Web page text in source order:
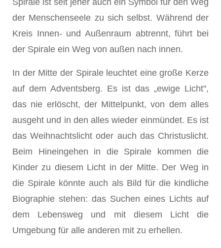
der Menschenseele zu sich selbst. Während der
Kreis Innen- und Außenraum abtrennt, führt bei
der Spirale ein Weg von außen nach innen.
In der Mitte der Spirale leuchtet eine große Kerze
auf dem Adventsberg. Es ist das „ewige Licht",
das nie erlöscht, der Mittelpunkt, von dem alles
ausgeht und in den alles wieder einmündet. Es ist
das Weihnachtslicht oder auch das Christuslicht.
Beim Hineingehen in die Spirale kommen die
Kinder zu diesem Licht in der Mitte. Der Weg in
die Spira­le könnte auch als Bild für die kindliche
Biographie stehen: das Suchen eines Lichts auf
dem Lebensweg und mit diesem Licht die
Umgebung für alle anderen mit zu erhellen.